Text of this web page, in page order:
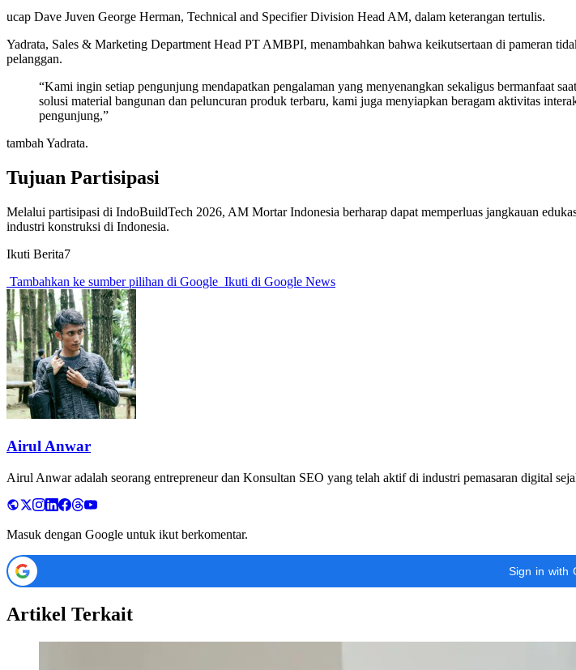
ucap Dave Juven George Herman, Technical and Specifier Division Head AM, dalam keterangan tertulis.
Yadrata, Sales & Marketing Department Head PT AMBPI, menambahkan bahwa keikutsertaan di pameran
pelanggan.
“Kami ingin setiap pengunjung mendapatkan pengalaman yang menyenangkan sekaligus bermanfaat
solusi material bangunan dan peluncuran produk terbaru, kami juga menyiapkan beragam aktivitas
pengunjung,”
tambah Yadrata.
Tujuan Partisipasi
Melalui partisipasi di IndoBuildTech 2026, AM Mortar Indonesia berharap dapat memperluas jangkauan
industri konstruksi di Indonesia.
Ikuti Berita7
Tambahkan ke sumber pilihan di Google Ikuti di Google News
Airul Anwar
Airul Anwar adalah seorang entrepreneur dan Konsultan SEO yang telah aktif di industri pemasaran digital
Masuk dengan Google untuk ikut berkomentar.
Sign in with
Artikel Terkait